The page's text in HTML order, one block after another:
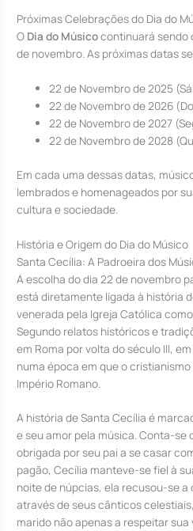
Próximas Celebrações do Dia do
O Dia do Músicocontinuará sendo
de novembro. As próximas datas
22 de Novembro de 2025
22 de Novembro de 2026
22 de Novembro de 2027
22 de Novembro de 2028
Em cada uma dessas datas,
lembrados e homenageados por
cultura e sociedade.
História e Origem do Dia do Músico
Santa Cecília: A Padroeira dos
A escolha do dia 22 de novembro
está diretamente ligada à história
venerada pela Igreja Católica
Segundo relatos históricos e
em Roma por volta do século III,
numa época em que o
Império Romano.
A história de Santa Cecília é
e seu amor pela música. Conta-se
obrigada por seu pai a se casar
pagão, Cecília manteve-se fiel à
noite de núpcias, ela recusou-se a
através de seus cânticos
marido não apenas a respeitar